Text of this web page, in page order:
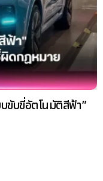
ขับขี่อัตโนมัติสีฟ้า”